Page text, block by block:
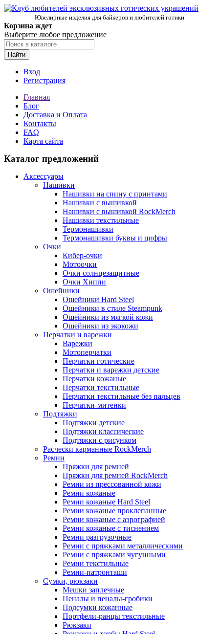
Ювелирные изделия для байкеров и любителей готики
Корзина ждет
Выберите любое предложение
Найти
Вход
Регистрация
Главная
Блог
Доставка и Оплата
Контакты
FAQ
Карта сайта
Каталог предложений
Аксессуары
Нашивки
Нашивки на спину с принтами
Нашивки с вышивкой
Нашивки с вышивкой RockMerch
Нашивки текстильные
Термонашивки
Термонашивки буквы и цифры
Очки
Кибер-очки
Мотоочки
Очки солнцезащитные
Очки Хиппи
Ошейники
Ошейники Hard Steel
Ошейники в стиле Steampunk
Ошейники из мягкой кожи
Ошейники из экокожи
Перчатки и варежки
Варежки
Мотоперчатки
Перчатки готические
Перчатки и варежки детские
Перчатки кожаные
Перчатки текстильные
Перчатки текстильные без пальцев
Перчатки-митенки
Подтяжки
Подтяжки детские
Подтяжки классические
Подтяжки с рисунком
Расчески карманные RockMerch
Ремни
Пряжки для ремней
Пряжки для ремней RockMerch
Ремни из прессованной кожи
Ремни кожаные
Ремни кожаные Hard Steel
Ремни кожаные проклепанные
Ремни кожаные с аэрографией
Ремни кожаные с тиснением
Ремни разгрузочные
Ремни с пряжками металлическими
Ремни с пряжками чугунными
Ремни текстильные
Ремни-патронташи
Сумки, рюкзаки
Мешки заплечные
Пеналы и пеналы-гробики
Подсумки кожанные
Портфели-ранцы текстильные
Рюкзаки